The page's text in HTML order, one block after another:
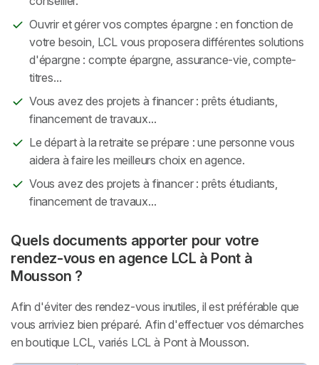
Ouvrir et gérer vos comptes épargne : en fonction de
votre besoin, LCL vous proposera différentes solutions
d'épargne : compte épargne, assurance-vie, compte-
titres...
Vous avez des projets à financer : prêts étudiants,
financement de travaux...
Le départ à la retraite se prépare : une personne vous
aidera à faire les meilleurs choix en agence.
Vous avez des projets à financer : prêts étudiants,
financement de travaux...
Quels documents apporter pour votre
rendez-vous en agence LCL à Pont à
Mousson ?
Afin d'éviter des rendez-vous inutiles, il est préférable que
vous arriviez bien préparé. Afin d'effectuer vos démarches
en boutique LCL, variés LCL à Pont à Mousson.